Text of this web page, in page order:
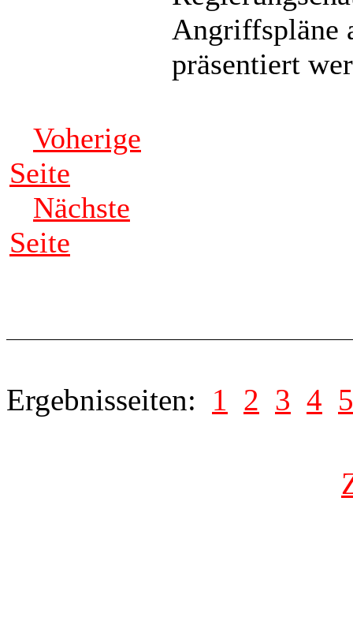
Angriffspläne
präsentiert
Voherige
Seite
Nächste
Seite
Ergebnisseiten: 1 2 3 4 5